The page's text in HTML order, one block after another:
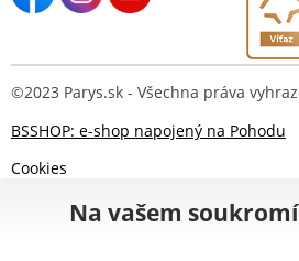
©2023 Parys.sk - Všechna práva
BSSHOP: e-shop napojený na Pohodu
Cookies
Na vašem